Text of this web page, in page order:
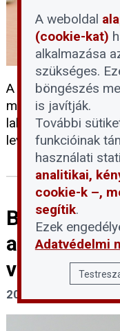
A Magyar Posta
május 1-jei
lakossági és üzleti
levélpostai
Bezárul
az
2026. április 24.
A weboldal
(cookie-kat)
alkalmazása
szükséges.
böngészés
is javítják.
További
funkcióinak
használati
analitikai,
cookie-k –,
segítik.
Ezek
Adatvédelmi